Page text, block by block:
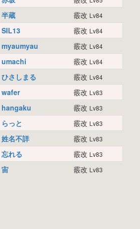
半蔵 霰改 Lv84
SIL13 霰改 Lv84
myaumyau 霰改 Lv84
umachi 霰改 Lv84
ひさしまる 霰改 Lv84
wafer 霰改 Lv83
hangaku 霰改 Lv83
らっと 霰改 Lv83
姓名不詳 霰改 Lv83
忘れる 霰改 Lv83
宙 霰改 Lv83